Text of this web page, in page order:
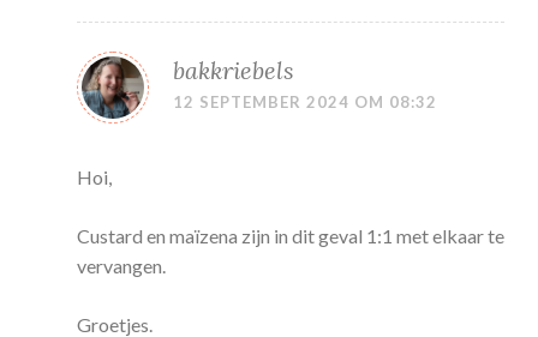
bakkriebels
12 SEPTEMBER 2024 OM 08:32
Hoi,
Custard en maïzena zijn in dit geval 1:1 met elkaar te
vervangen.
Groetjes.